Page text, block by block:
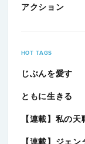
アクション
HOT TAGS
じぶんを愛す
ともに生きる